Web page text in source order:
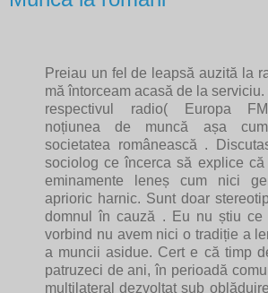
Preiau un fel de leapsă auzită la
mă întorceam acasă de la
respectivul radio( Europa
noțiunea de muncă așa
societatea românească .
sociolog ce încerca să explice
eminamente leneș cum nici
aprioric harnic. Sunt doar
domnul în cauză . Eu nu știu ce
vorbind nu avem nici o tradiție a
a muncii asidue. Cert e că timp
patruzeci de ani, în perioadă
multilateral dezvoltat sub